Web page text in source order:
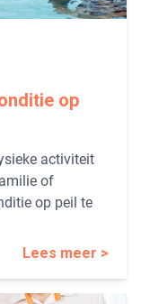
op
activiteit
of
op peil te
Lees meer >